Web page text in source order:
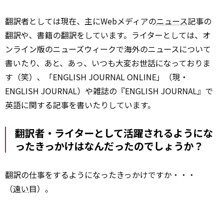
翻訳者としては現在、主にWebメディアのニュース記事の
翻訳や、書籍の翻訳をしています。ライターとしては、オ
ンライン版のニューズウィークで海外のニュースについて
書いたり、あと、あっ、いつも大変お世話になっておりま
す（笑）、「ENGLISH JOURNAL ONLINE」（現・
ENGLISH JOURNAL）や雑誌の『ENGLISH JOURNAL』で
英語に関する記事を書いたりしています。
――翻訳者・ライターとして活躍されるようにな
ったきっかけはなんだったのでしょうか？
翻訳の仕事をするようになったきっかけですか・・・
（遠い目）。